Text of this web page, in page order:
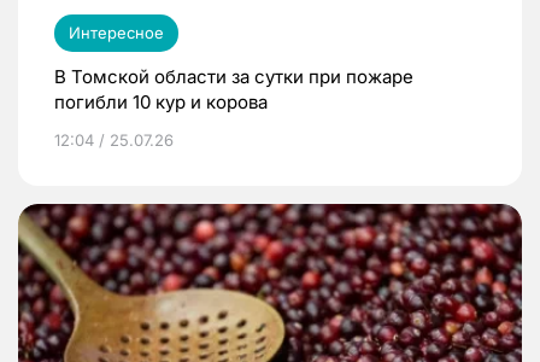
Интересное
В Томской области за сутки при пожаре
погибли 10 кур и корова
12:04 / 25.07.26